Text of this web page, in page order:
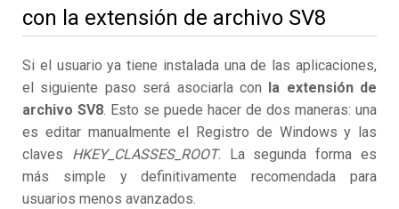
con la extensión de archivo SV8
Si el usuario ya tiene instalada una de las aplicaciones,
el siguiente paso será asociarla con la extensión de
archivo SV8. Esto se puede hacer de dos maneras: una
es editar manualmente el Registro de Windows y las
claves HKEY_CLASSES_ROOT. La segunda forma es
más simple y definitivamente recomendada para
usuarios menos avanzados.